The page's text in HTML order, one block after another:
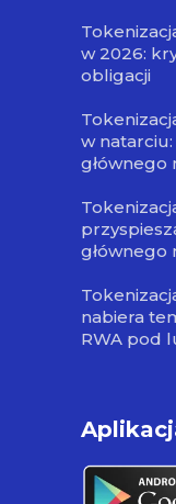
w 2026:
obligacji
w
głównego
głównego
nabiera
RWA pod